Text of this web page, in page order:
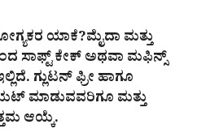
ಯಾಕೆ?ಮೈದಾ ಮತ್ತು
ಸಾಫ್ಟ್ ಕೇಕ್ ಅಥವಾ ಮಫಿನ್ಸ್
ಗ್ಲುಟನ್ ಫ್ರೀ ಹಾಗೂ
ಮಾಡುವವರಿಗೂ ಮತ್ತು
ಆಯ್ಕೆ.